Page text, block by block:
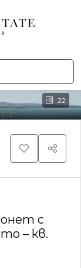
22
с
– кв.